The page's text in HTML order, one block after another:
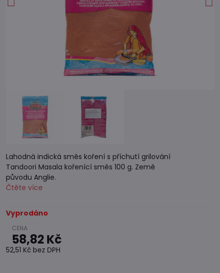
Lahodná indická směs koření s příchutí grilování
Tandoori Masala kořenící směs 100 g. Země
původu Anglie.
Čtěte více
Vyprodáno
58,82 Kč
52,51 Kč bez DPH